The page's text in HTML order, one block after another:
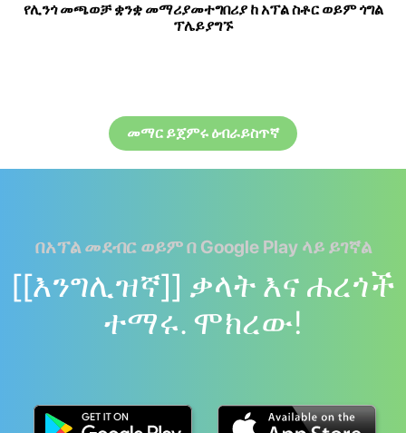
የሊንጎ መጫወቻ ቋንቋ መማሪያመተግበሪያ ከ አፕል ስቶር ወይም ጎግል
ፕሌይያግኙ
መማር ይጀምሩ ዕብራይስጥኛ
በአፕል መደብር ወይም በ Google Play ላይ ይገኛል
[[እንግሊዝኛ]] ቃላት እና ሐረጎች
ተማሩ. ሞክረው!